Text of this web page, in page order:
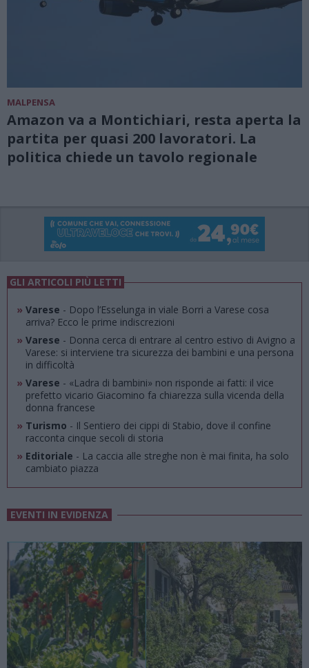
MALPENSA
Amazon va a Montichiari, resta aperta la
partita per quasi 200 lavoratori. La
politica chiede un tavolo regionale
GLI ARTICOLI PIÙ LETTI
» Varese - Dopo l’Esselunga in viale Borri a Varese cosa
arriva? Ecco le prime indiscrezioni
» Varese - Donna cerca di entrare al centro estivo di Avigno a
Varese: si interviene tra sicurezza dei bambini e una persona
in difficoltà
» Varese - «Ladra di bambini» non risponde ai fatti: il vice
prefetto vicario Giacomino fa chiarezza sulla vicenda della
donna francese
» Turismo - Il Sentiero dei cippi di Stabio, dove il confine
racconta cinque secoli di storia
» Editoriale - La caccia alle streghe non è mai finita, ha solo
cambiato piazza
EVENTI IN EVIDENZA